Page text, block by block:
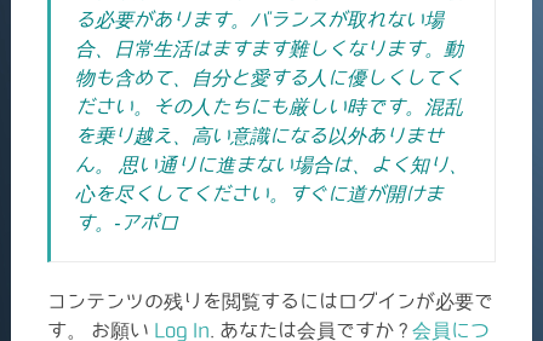
る必要があります。バランスが取れない場
合、日常生活はますます難しくなります。動
物も含めて、自分と愛する人に優しくしてく
ださい。その人たちにも厳しい時です。混乱
を乗り越え、高い意識になる以外ありませ
ん。 思い通りに進まない場合は、よく知り、
心を尽くしてください。すぐに道が開けま
す。-アポロ
コンテンツの残りを閲覧するにはログインが必要で
す。 お願い Log In . あなたは会員ですか ? 会員につ